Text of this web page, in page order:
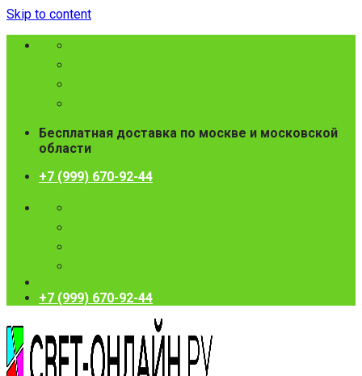
Skip to content
Бесплатная доставка по москве и московской
области
+7 (999) 670-92-44
+7 (999) 670-92-44